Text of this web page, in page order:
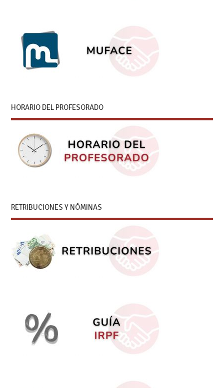
HORARIO DEL PROFESORADO
RETRIBUCIONES Y NÓMINAS